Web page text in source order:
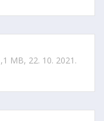
MB, 22. 10. 2021.